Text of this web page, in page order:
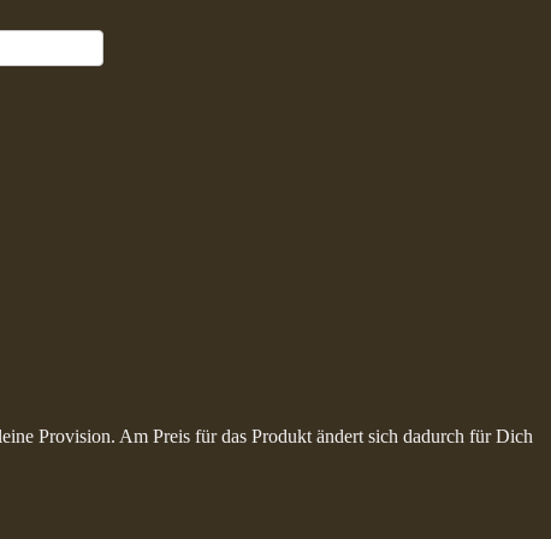
Provision. Am Preis für das Produkt ändert sich dadurch für Dich